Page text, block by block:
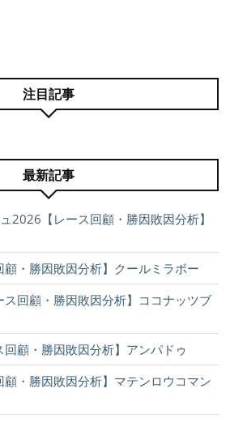
注目記事
最新記事
2026【レース回顧・勝因敗因分析】
・勝因敗因分析】クールミラボー
回顧・勝因敗因分析】ココナッツブ
顧・勝因敗因分析】アンパドゥ
・勝因敗因分析】マテンロウコマン